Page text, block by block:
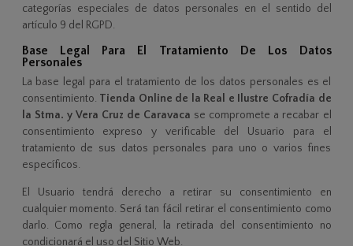
categorías especiales de datos personales en el sentido del
artículo 9 del RGPD.
Base Legal Para El Tratamiento De Los Datos
Personales
La base legal para el tratamiento de los datos personales es el
consentimiento. Tienda Online de la Real e Ilustre Cofradía de
la Stma. y Vera Cruz de Caravaca se compromete a recabar el
consentimiento expreso y verificable del Usuario para el
tratamiento de sus datos personales para uno o varios fines
específicos.
El Usuario tendrá derecho a retirar su consentimiento en
cualquier momento. Será tan fácil retirar el consentimiento como
darlo. Como regla general, la retirada del consentimiento no
condicionará el uso del Sitio Web.